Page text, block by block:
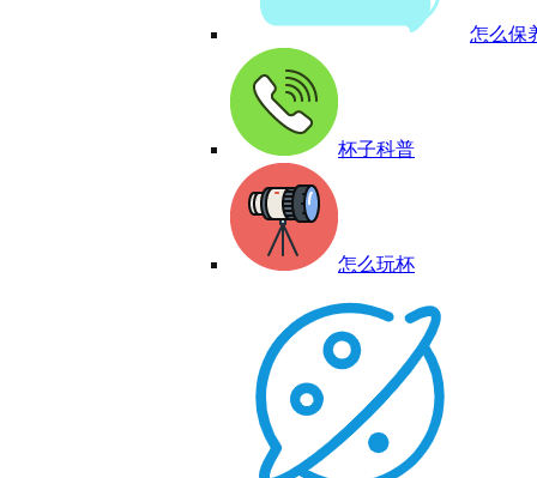
怎么保
杯子科普
怎么玩杯